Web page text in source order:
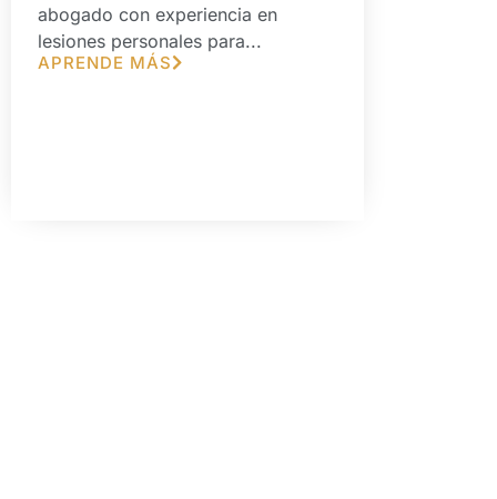
abogado con experiencia en
lesiones personales para...
APRENDE MÁS